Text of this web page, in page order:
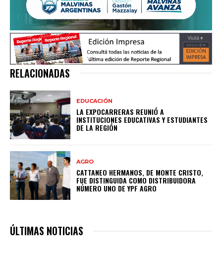
RELACIONADAS
EDUCACIÓN
LA EXPOCARRERAS REUNIÓ A
INSTITUCIONES EDUCATIVAS Y ESTUDIANTES
DE LA REGIÓN
AGRO
CATTANEO HERMANOS, DE MONTE CRISTO,
FUE DISTINGUIDA COMO DISTRIBUIDORA
NÚMERO UNO DE YPF AGRO
ÚLTIMAS NOTICIAS